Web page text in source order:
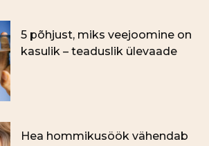
5 põhjust, miks veejoomine on
kasulik – teaduslik ülevaade
Hea hommikusöök vähendab